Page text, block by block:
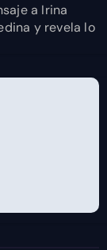
a Irina
y revela lo